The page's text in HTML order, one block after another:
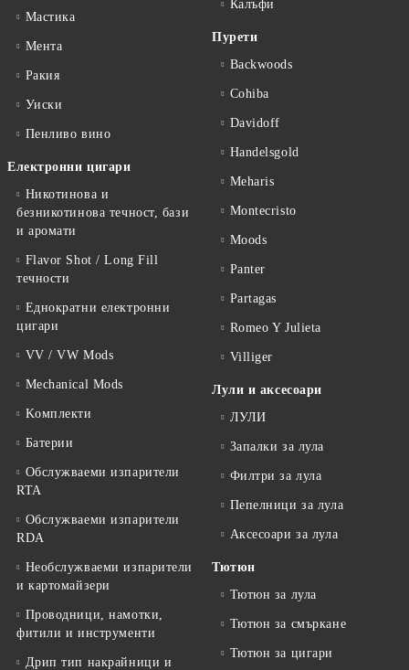
Мастика
Мента
Ракия
Уиски
Пенливо вино
Електронни цигари
Никотинова и
безникотинова течност, бази
и аромати
Flavor Shot / Long Fill
течности
Еднократни електронни
цигари
VV / VW Mods
Mechanical Mods
Kомплекти
Батерии
Обслужваеми изпарители
RTA
Обслужваеми изпарители
RDA
Необслужваеми изпарители
и картомайзери
Проводници, намотки,
фитили и инструменти
Дрип тип накрайници и
Калъфи
Пурети
Backwoods
Cohiba
Davidoff
Handelsgold
Meharis
Montecristo
Moods
Panter
Partagas
Romeo Y Julieta
Villiger
Лули и аксесоари
ЛУЛИ
Запалки за лула
Филтри за лула
Пепелници за лула
Аксесоари за лула
Тютюн
Тютюн за лула
Тютюн за смъркане
Тютюн за цигари